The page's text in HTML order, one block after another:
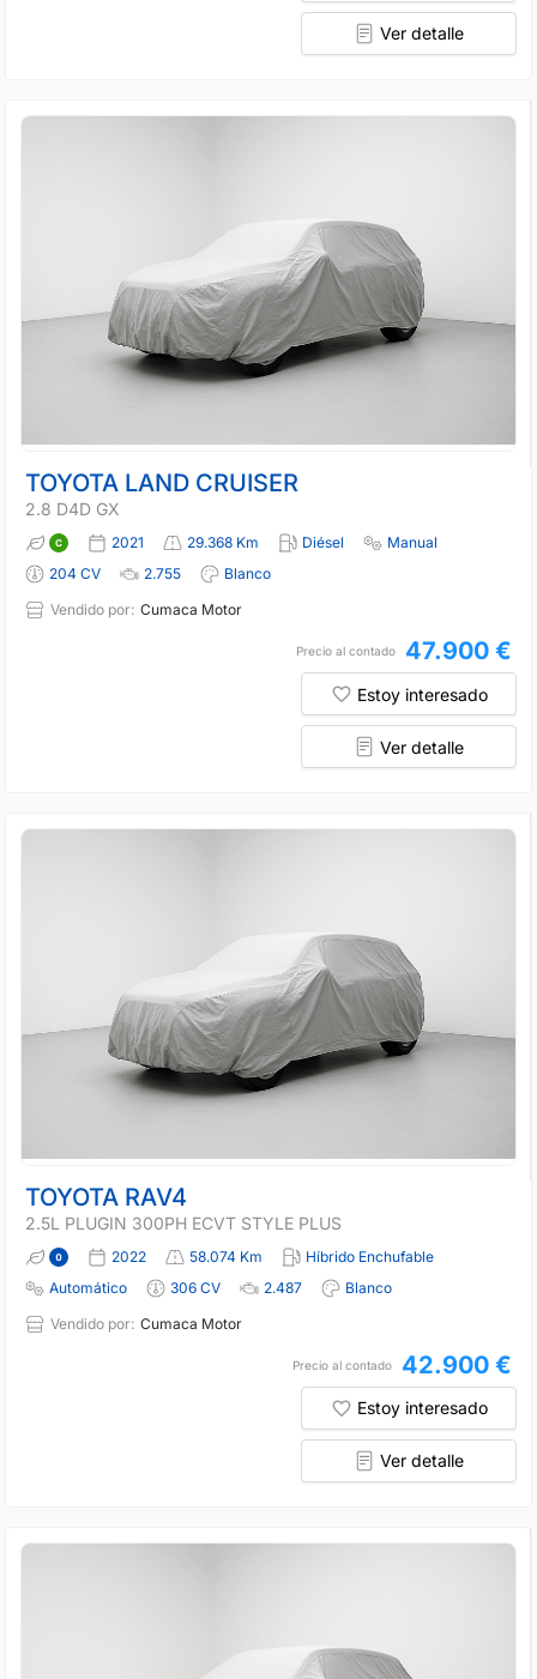
Ver detalle
TOYOTA LAND CRUISER
2.8 D4D GX
2021 29.368 Km Diésel
Manual
204 CV
2.755
Blanco
Vendido por: Cumaca Motor
Precio al contado 47.900 €
Estoy interesado
Ver detalle
TOYOTA RAV4
2.5L PLUGIN 300PH ECVT STYLE PLUS
2022 58.074 Km
Híbrido Enchufable
Automático
306 CV 2.487
Blanco
Vendido por: Cumaca Motor
Precio al contado 42.900 €
Estoy interesado
Ver detalle